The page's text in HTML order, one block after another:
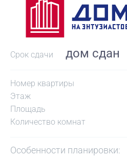
Срок сдачи дом сдан
Номер квартиры
Этаж
Площадь
Количество комнат
Особенности планировки: